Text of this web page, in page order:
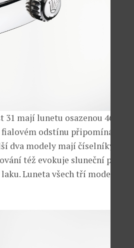
mají lunetu osazenou 46 kusy
odstínu připomíná barvu
dva modely mají číselníky v
též evokuje sluneční paprsky.
Luneta všech tří modelů je